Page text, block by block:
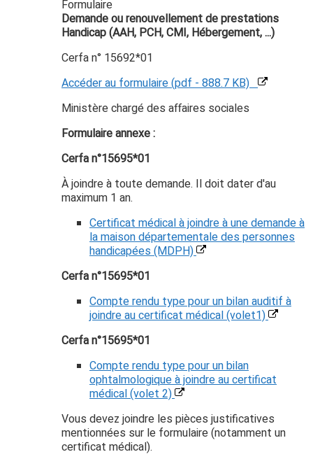
Formulaire
Demande ou renouvellement de prestations
Handicap (AAH, PCH, CMI, Hébergement, ...)
Cerfa n° 15692*01
Accéder au formulaire (pdf - 888.7 KB)
Ministère chargé des affaires sociales
Formulaire annexe :
Cerfa n°15695*01
À joindre à toute demande. Il doit dater d'au
maximum 1 an.
Certificat médical à joindre à une demande à
la maison départementale des personnes
handicapées (MDPH)
Cerfa n°15695*01
Compte rendu type pour un bilan auditif à
joindre au certificat médical (volet1)
Cerfa n°15695*01
Compte rendu type pour un bilan
ophtalmologique à joindre au certificat
médical (volet 2)
Vous devez joindre les pièces justificatives
mentionnées sur le formulaire (notamment un
certificat médical).